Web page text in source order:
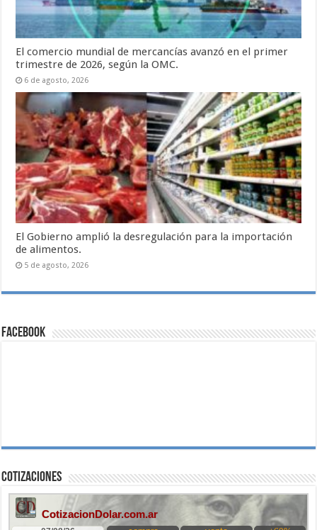
El comercio mundial de mercancías avanzó en el primer
trimestre de 2026, según la OMC.
6 de agosto, 2026
El Gobierno amplió la desregulación para la importación
de alimentos.
5 de agosto, 2026
Facebook
Cotizaciones